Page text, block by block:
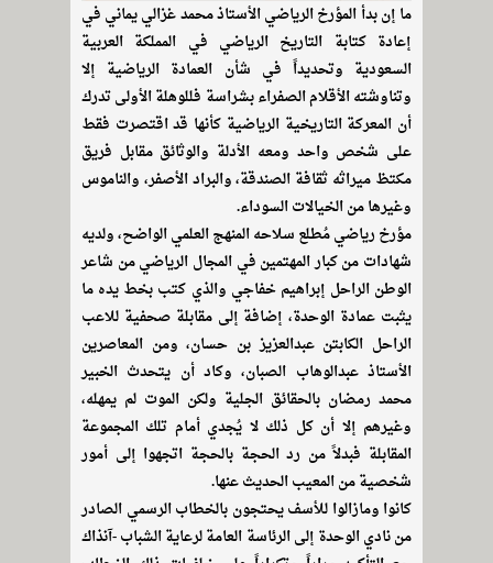
ما إن بدأ المؤرخ الرياضي الأستاذ محمد غزالي يماني في
إعادة كتابة التاريخ الرياضي في المملكة العربية
السعودية وتحديداً في شأن العمادة الرياضية إلا
وتناوشته الأقلام الصفراء بشراسة فللوهلة الأولى تدرك
أن المعركة التاريخية الرياضية كأنها قد اقتصرت فقط
على شخص واحد ومعه الأدلة والوثائق مقابل فريق
مكتظ ميراثه ثقافة الصندقة، والبراد الأصفر، والناموس
وغيرها من الخيالات السوداء.
مؤرخ رياضي مُطلع سلاحه المنهج العلمي الواضح، ولديه
شهادات من كبار المهتمين في المجال الرياضي من شاعر
الوطن الراحل إبراهيم خفاجي والذي كتب بخط يده ما
يثبت عمادة الوحدة، إضافة إلى مقابلة صحفية للاعب
الراحل الكابتن عبدالعزيز بن حسان، ومن المعاصرين
الأستاذ عبدالوهاب الصبان، وكاد أن يتحدث الخبير
محمد رمضان بالحقائق الجلية ولكن الموت لم يمهله،
وغيرهم إلا أن كل ذلك لا يُجدي أمام تلك المجموعة
المقابلة فبدلاً من رد الحجة بالحجة اتجهوا إلى أمور
شخصية من المعيب الحديث عنها.
كانوا ومازالوا للأسف يحتجون بالخطاب الرسمي الصادر
من نادي الوحدة إلى الرئاسة العامة لرعاية الشباب -آنذاك